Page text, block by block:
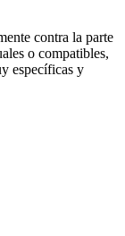
contra la parte
o compatibles,
específicas y